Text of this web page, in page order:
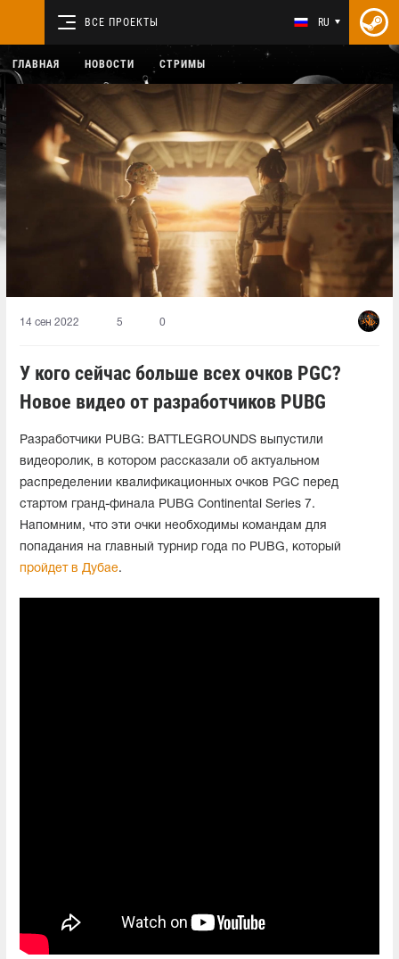
ВСЕ ПРОЕКТЫ RU
ГЛАВНАЯ НОВОСТИ СТРИМЫ
14 сен 2022 5 0
У кого сейчас больше всех очков PGC?
Новое видео от разработчиков PUBG
Разработчики PUBG: BATTLEGROUNDS выпустили
видеоролик, в котором рассказали об актуальном
распределении квалификационных очков PGC перед
стартом гранд-финала PUBG Continental Series 7.
Напомним, что эти очки необходимы командам для
попадания на главный турнир года по PUBG, который
пройдет в Дубае.